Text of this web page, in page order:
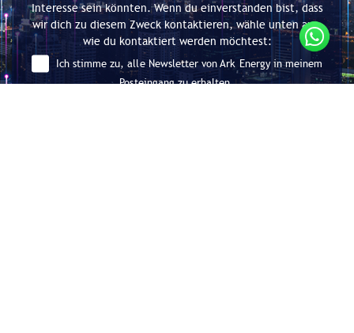
Interesse sein könnten. Wenn du einverstanden bist, dass
wir dich zu diesem Zweck kontaktieren, wähle unten aus,
wie du kontaktiert werden möchtest:
Ich stimme zu, alle Newsletter von Ark Energy in meinem
Posteingang zu erhalten.